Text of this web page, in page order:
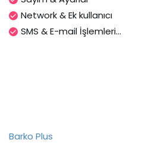
Network & Ek kullanıcı
SMS & E-mail İşlemleri...
Barko Plus